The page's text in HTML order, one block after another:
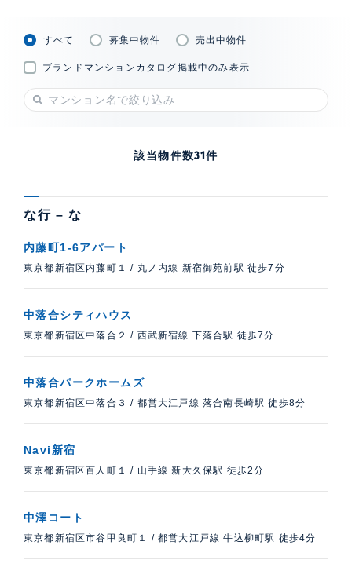
すべて 募集中物件 売出中物件
ブランドマンションカタログ掲載中のみ表示
該当物件数31件
な行 – な
内藤町1-6アパート
東京都新宿区内藤町１ / 丸ノ内線 新宿御苑前駅 徒歩7分
中落合シティハウス
東京都新宿区中落合２ / 西武新宿線 下落合駅 徒歩7分
中落合パークホームズ
東京都新宿区中落合３ / 都営大江戸線 落合南長崎駅 徒歩8分
Navi新宿
東京都新宿区百人町１ / 山手線 新大久保駅 徒歩2分
中澤コート
東京都新宿区市谷甲良町１ /都営大江戸線 牛込柳町駅 徒歩4分